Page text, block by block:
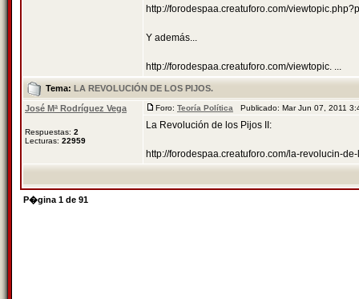
http://forodespaa.creatuforo.com/
Y además...
http://forodespaa.creatuforo.com/viewtopic. ...
Tema: LA REVOLUCIÓN DE LOS PIJOS.
José Mª Rodríguez Vega
Respuestas: 2
Lecturas: 22959
Foro: Teoría Política Publicado: Mar Jun 07, 2011
La Revolución de los Pijos II:
http://forodespaa.creatuforo.com/la-revolucin-
P�gina 1 de 91